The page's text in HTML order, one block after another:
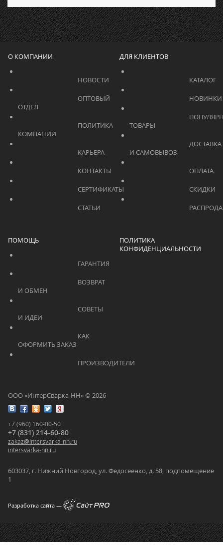
ООО «ИнтерСварка-НН» © 2026
+7 (960) 160-00-50
+7 (831) 214-60-80
zakaz@intersvarka-nn.ru
intersvarka-nn.ru
603037, г. Нижний Новгород, ул. Федосеенко, д. 58, подпомещение
1
Разработка сайта —
О КОМПАНИИ
			    		КАРЬЕРА
ДЛЯ КЛИЕНТОВ
ПОМОЩЬ
ПОЛИТИКА
КОНФИДЕНЦИАЛЬНОСТИ